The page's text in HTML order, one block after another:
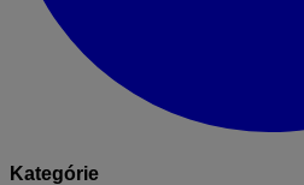
Kategórie